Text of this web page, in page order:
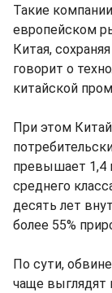
Такие
европейском
Китая,
говорит о
китайской
При этом
превышает 1,4
среднего
десять лет
более 55%
По сути,
чаще выглядят